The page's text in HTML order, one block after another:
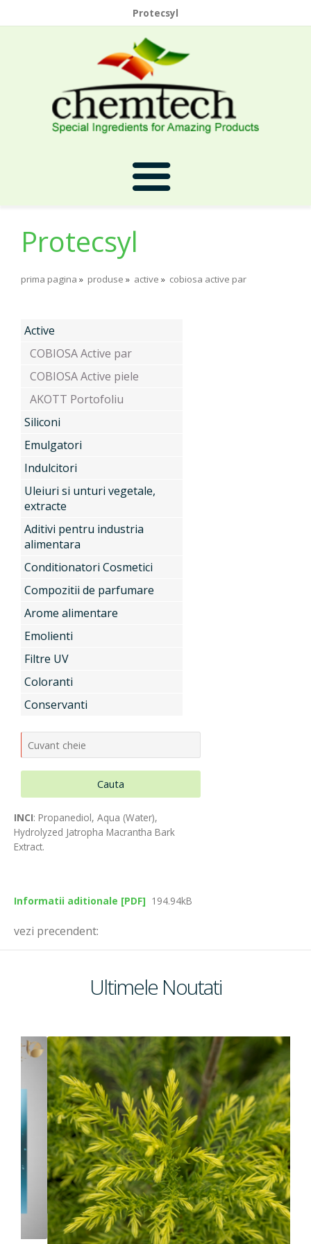
Protecsyl
Prima Pagina
Produse
Emulgatori
Indulcitori
Aditivi pentru industria alimentara
Conditionatori Cosmetici
Compozitii de parfumare
Coloranti
Conservanti
Contact
Protecsyl
prima pagina » produse » active » cobiosa active par
Active
COBIOSA Active par
COBIOSA Active piele
AKOTT Portofoliu
Siliconi
Emulgatori
Indulcitori
Uleiuri si unturi vegetale,
extracte
Aditivi pentru industria
alimentara
Conditionatori Cosmetici
Compozitii de parfumare
Arome alimentare
Emolienti
Filtre UV
Coloranti
Conservanti
Cauta
INCI: Propanediol, Aqua (Water),
Hydrolyzed Jatropha Macrantha Bark
Extract.
Informatii aditionale [PDF] 194.94kB
vezi precendent:
Ultimele Noutati